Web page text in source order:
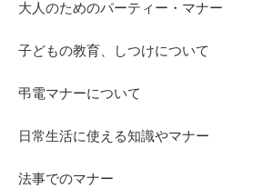
大人のためのパーティー・マナー
子どもの教育、しつけについて
弔電マナーについて
日常生活に使える知識やマナー
法事でのマナー